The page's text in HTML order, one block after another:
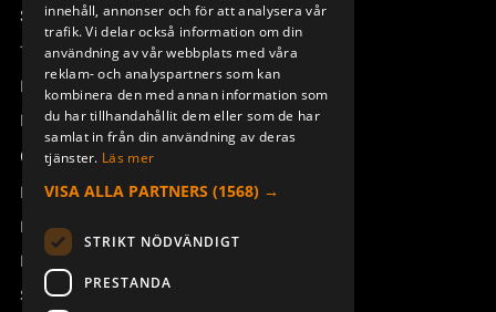
Support
Teknisk support
Boka service
Manualer och videoinstruktioner
Om Åkerströms
Kontakt
Nyheter
Pressrum
Säkerhet och direktiv
DEUTSCH
innehåll, annonser och för att analysera vår
trafik. Vi delar också information om din
användning av vår webbplats med våra
reklam- och analyspartners som kan
kombinera den med annan information som
du har tillhandahållit dem eller som de har
samlat in från din användning av deras
tjänster. Läs mer
VISA ALLA PARTNERS (1568) →
STRIKT NÖDVÄNDIGT
PRESTANDA